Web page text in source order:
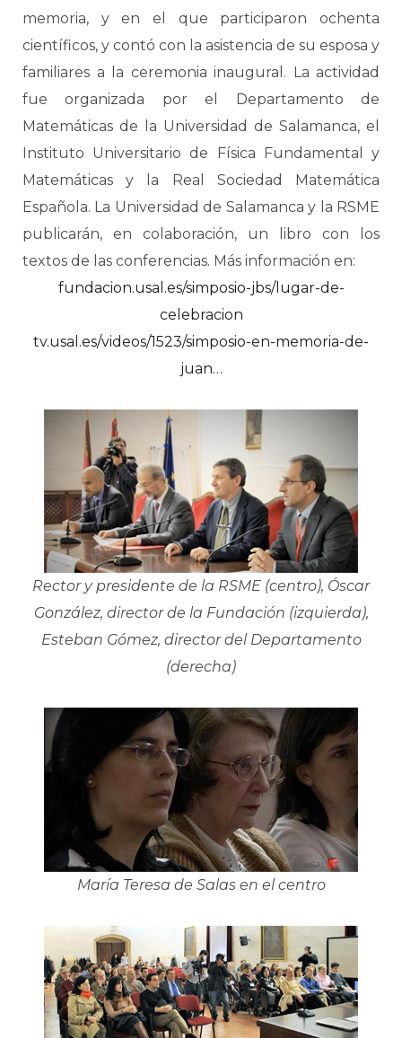
memoria, y en el que participaron ochenta
científicos, y contó con la asistencia de su esposa y
familiares a la ceremonia inaugural. La actividad
fue organizada por el Departamento de
Matemáticas de la Universidad de Salamanca, el
Instituto Universitario de Física Fundamental y
Matemáticas y la Real Sociedad Matemática
Española. La Universidad de Salamanca y la RSME
publicarán, en colaboración, un libro con los
textos de las conferencias. Más información en:
fundacion.usal.es/simposio-jbs/lugar-de-
celebracion
tv.usal.es/videos/1523/simposio-en-memoria-de-
juan…
Rector y presidente de la RSME (centro), Óscar
González, director de la Fundación (izquierda),
Esteban Gómez, director del Departamento
(derecha)
María Teresa de Salas en el centro